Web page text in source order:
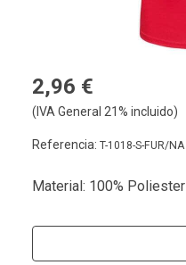
2,96 €
(IVA General 21% incluido)
Referencia: T-1018-S-FUR/NA
Material: 100%